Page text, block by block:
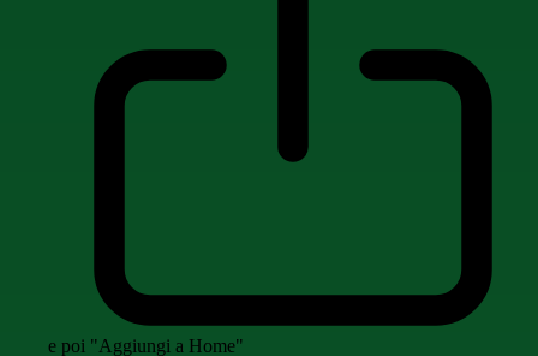
e poi "Aggiungi a Home"